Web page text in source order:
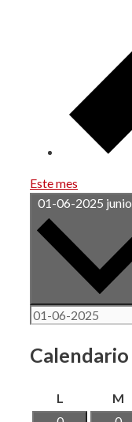
Este mes
01-06-2025
L M